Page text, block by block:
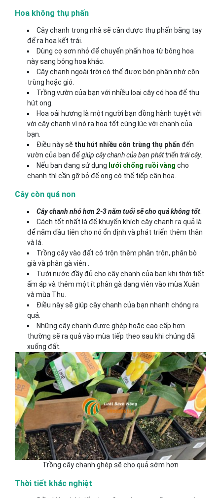
Hoa không thụ phấn
Cây chanh trong nhà sẽ cần được thụ phấn bằng tay
để ra hoa kết trái.
Dùng cọ sơn nhỏ để chuyển phấn hoa từ bông hoa
này sang bông hoa khác.
Cây chanh ngoài trời có thể được bón phân nhờ côn
trùng hoặc gió.
Trồng vườn của bạn với nhiều loại cây có hoa để thu
hút ong.
Hoa oải hương là một người bạn đồng hành tuyệt vời
với cây chanh vì nó ra hoa tốt cùng lúc với chanh của
bạn.
Điều này sẽ thu hút nhiều côn trùng thụ phấn đến
vườn của bạn đểgiúp cây chanh của bạn phát triển trái cây.
Nếu bạn đang sử dụng lưới chống ruồi vàng cho
chanh thì cần gỡ bỏ để ong có thể tiếp cận hoa.
Cây còn quá non
Cây chanh nhỏ hơn 2-3 năm tuổi sẽ cho quả không tốt
Cách tốt nhất là để khuyến khích cây chanh ra quả là
để năm đầu tiên cho nó ổn định và phát triển thêm thân
và lá.
Trồng cây vào đất có trộn thêm phân trộn, phân bò
già và phân gà viên .
Tưới nước đầy đủ cho cây chanh của bạn khi thời tiết
ấm áp và thêm một ít phân gà dạng viên vào mùa Xuân
và mùa Thu.
Điều này sẽ giúp cây chanh của bạn nhanh chóng ra
quả.
Những cây chanh được ghép hoặc cao cấp hơn
thường sẽ ra quả vào mùa tiếp theo sau khi chúng đã
xuống đất.
Trồng cây chanh ghép sẽ cho quả sớm hơn
Thời tiết khác nghiệt